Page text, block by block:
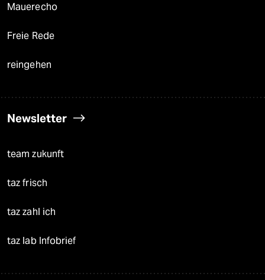
Mauerecho
Freie Rede
reingehen
Newsletter
team zukunft
taz frisch
taz zahl ich
taz lab Infobrief